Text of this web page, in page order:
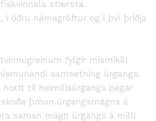
fiskvinnsla stærsta
í öðru námagröftur og í því þriðja
fylgir mismikill
samsetning úrgangs.
horft til heimilisúrgangs þegar
þróun úrgangsmagns á
saman magn úrgangs á milli